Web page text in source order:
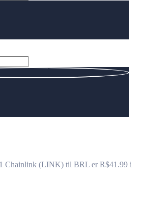
Chainlink (LINK) til BRL er R$41.99 i